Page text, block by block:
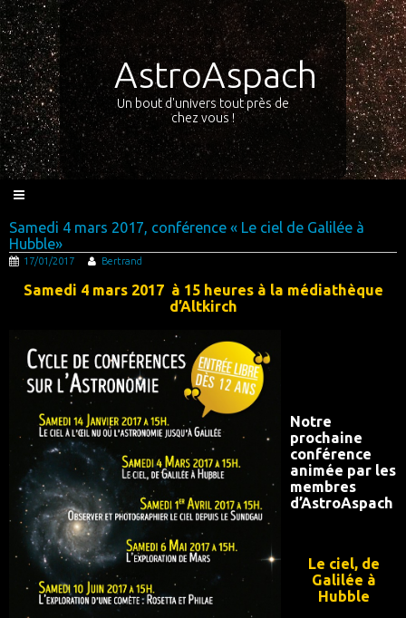
AstroAspach
Un bout d'univers tout près de
chez vous !
Samedi 4 mars 2017, conférence « Le ciel de Galilée à
Hubble»
17/01/2017 Bertrand
Samedi 4 mars 2017 à 15 heures à la médiathèque
d’Altkirch
Notre
prochaine
conférence
animée par les
membres
d’AstroAspach
Le ciel, de
Galilée à
Hubble